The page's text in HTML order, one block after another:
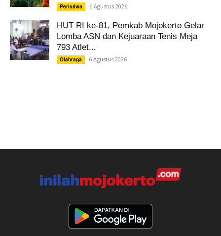
Peristiwa 6 Agustus 2026
HUT RI ke-81, Pemkab Mojokerto Gelar
Lomba ASN dan Kejuaraan Tenis Meja
793 Atlet...
Olahraga 6 Agustus 2026